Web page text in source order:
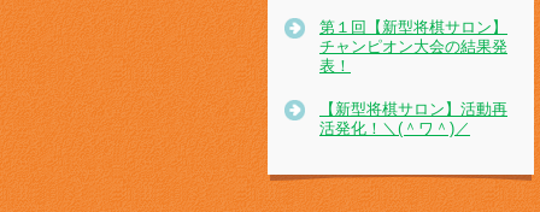
第１回【新型将棋サロン】
チャンピオン大会の結果発
表！
【新型将棋サロン】活動再
活発化！＼(＾ワ＾)／